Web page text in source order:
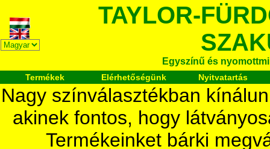
TAYLOR-
Egyszínű és
Termékek Elérhetőségünk Nyitvatartás
Nagy színválasztékban
akinek fontos, hogy
Termékeinket bárki